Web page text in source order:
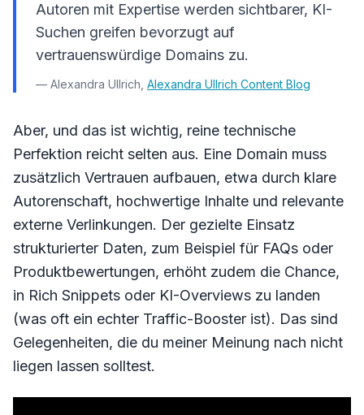
Autoren mit Expertise werden sichtbarer, KI-
Suchen greifen bevorzugt auf
vertrauenswürdige Domains zu.
— Alexandra Ullrich, Alexandra Ullrich Content Blog
Aber, und das ist wichtig, reine technische
Perfektion reicht selten aus. Eine Domain muss
zusätzlich Vertrauen aufbauen, etwa durch klare
Autorenschaft, hochwertige Inhalte und relevante
externe Verlinkungen. Der gezielte Einsatz
strukturierter Daten, zum Beispiel für FAQs oder
Produktbewertungen, erhöht zudem die Chance,
in Rich Snippets oder KI-Overviews zu landen
(was oft ein echter Traffic-Booster ist). Das sind
Gelegenheiten, die du meiner Meinung nach nicht
liegen lassen solltest.